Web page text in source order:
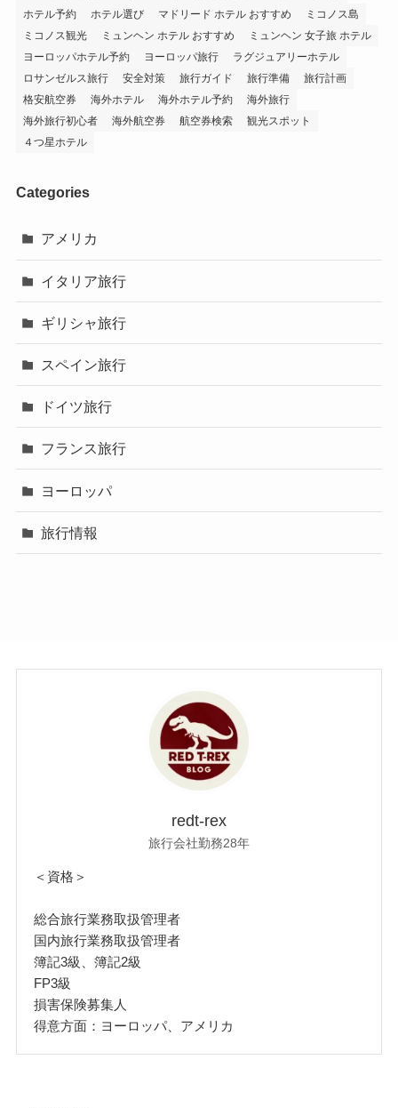
ホテル予約
ホテル選び マドリード ホテル おすすめ
ミコノス島
ミコノス観光
ミュンヘン ホテル おすすめ
ミュンヘン 女子旅 ホテル
ヨーロッパホテル予約
ヨーロッパ旅行
ラグジュアリーホテル
ロサンゼルス旅行
安全対策 旅行ガイド 旅行準備
旅行計画
格安航空券
海外ホテル 海外ホテル予約
海外旅行
海外旅行初心者
海外航空券 航空券検索
観光スポット
４つ星ホテル
Categories
アメリカ
イタリア旅行
ギリシャ旅行
スペイン旅行
ドイツ旅行
フランス旅行
ヨーロッパ
旅行情報
redt-rex
旅行会社勤務28年
＜資格＞
総合旅行業務取扱管理者
国内旅行業務取扱管理者
簿記3級、簿記2級
FP3級
損害保険募集人
得意方面：ヨーロッパ、アメリカ